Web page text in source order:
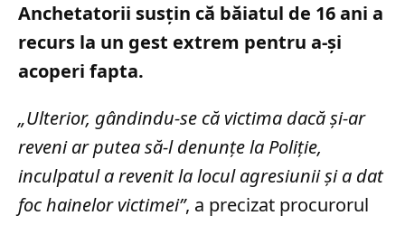
Anchetatorii susțin că băiatul de 16 ani a
recurs la un gest extrem pentru a-și
acoperi fapta.
„Ulterior, gândindu-se că victima dacă şi-ar
reveni ar putea să-l denunţe la Poliţie,
inculpatul a revenit la locul agresiunii şi a dat
foc hainelor victimei”, a precizat procurorul